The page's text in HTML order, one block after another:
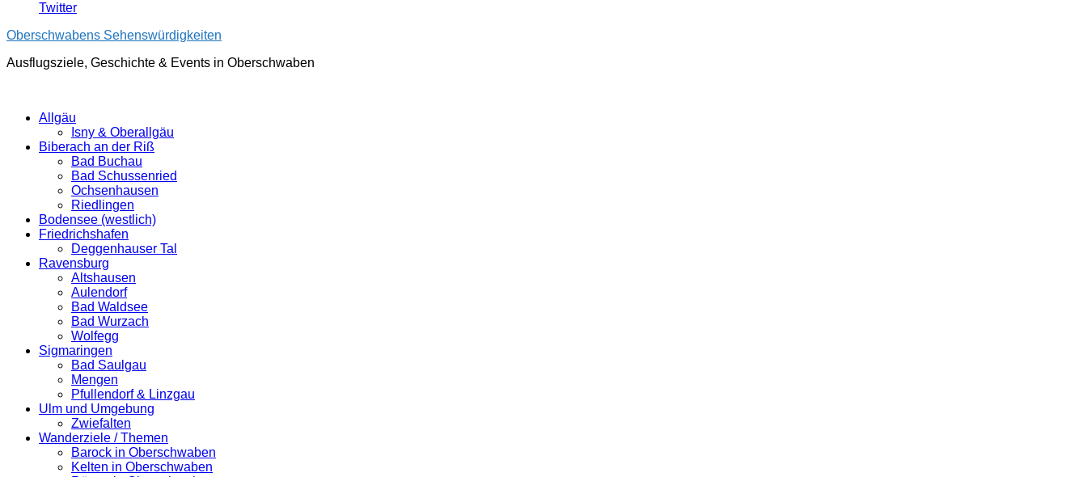
Twitter
Oberschwabens Sehenswürdigkeiten
Ausflugsziele, Geschichte & Events in Oberschwaben
Allgäu
Isny & Oberallgäu
Biberach an der Riß
Bad Buchau
Bad Schussenried
Ochsenhausen
Riedlingen
Bodensee (westlich)
Friedrichshafen
Deggenhauser Tal
Ravensburg
Altshausen
Aulendorf
Bad Waldsee
Bad Wurzach
Wolfegg
Sigmaringen
Bad Saulgau
Mengen
Pfullendorf & Linzgau
Ulm und Umgebung
Zwiefalten
Wanderziele / Themen
Barock in Oberschwaben
Kelten in Oberschwaben